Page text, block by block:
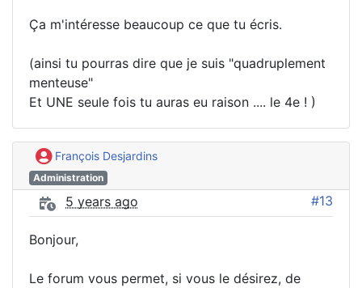
Ça m'intéresse beaucoup ce que tu écris.
(ainsi tu pourras dire que je suis "quadruplement
menteuse"
Et UNE seule fois tu auras eu raison .... le 4e ! )
François Desjardins
Administration
5 years ago #13
Bonjour,
Le forum vous permet, si vous le désirez, de